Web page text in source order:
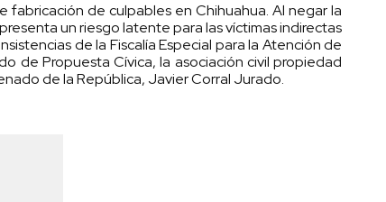
fabricación de culpables en Chihuahua. Al negar la
un riesgo latente para las víctimas indirectas
de la Fiscalía Especial para la Atención de
de Propuesta Cívica, la asociación civil propiedad
de la República, Javier Corral Jurado.